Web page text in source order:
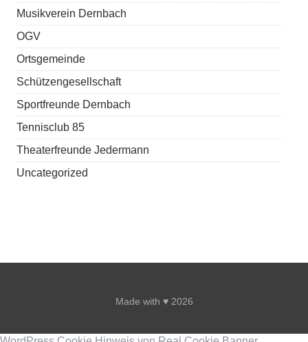
Musikverein Dernbach
OGV
Ortsgemeinde
Schützengesellschaft
Sportfreunde Dernbach
Tennisclub 85
Theaterfreunde Jedermann
Uncategorized
Made with ♥ 2026